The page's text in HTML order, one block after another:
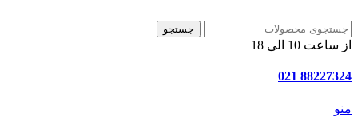
جستجو
از ساعت 10 الی 18
88227324 021
منو